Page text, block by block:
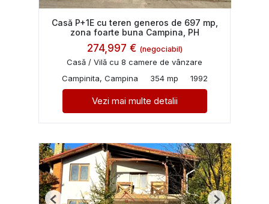
Casă P+1E cu teren generos de 697 mp,
zona foarte buna Campina, PH
274,997 € (negociabil)
Casă / Vilă cu 8 camere de vânzare
Campinita, Campina
354 mp 1992
Vezi mai multe detalii